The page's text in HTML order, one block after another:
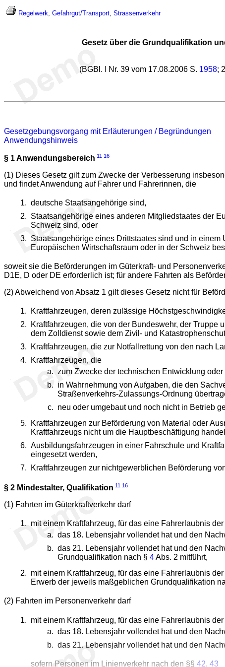
Regelwerk, Gefahrgut/Transport, Strassenverkehr
Gesetz über die Grundqualifikation
(BGBl. I Nr. 39 vom 17.08.2006 S. 1958;
Gesetzgebungsvorgang mit Erläuterungen / Begründungen
Anwendungshinweis
§ 1Anwendungsbereich 11 16
(1) Dieses Gesetz gilt zum Zwecke der Verbesserung
und findet Anwendung auf Fahrer und Fahrerinnen, die
deutsche Staatsangehörige sind,
Staatsangehörige eines anderen Mitgliedstaates der
Schweiz sind, oder
Staatsangehörige eines Drittstaates sind und in
Europäischen Wirtschaftsraum oder in der Schweiz
soweit sie die Beförderungen im Güterkraft- und
D1E, D oder DE erforderlich ist; für andere Fahrten als
(2) Abweichend von Absatz 1 gilt dieses Gesetz nicht für
Kraftfahrzeugen, deren zulässige
Kraftfahrzeugen, die von der Bundeswehr, der
dem Zolldienst sowie dem Zivil- und
Kraftfahrzeugen, die zur Notfallrettung von den nach
Kraftfahrzeugen, die
zum Zwecke der technischen Entwicklung
in Wahrnehmung von Aufgaben, die den
Straßenverkehrs-Zulassungs-Ordnung
neu oder umgebaut und noch nicht in Betrieb
Kraftfahrzeugen zur Beförderung von Material oder
Kraftfahrzeugs nicht um die Hauptbeschäftigung
Ausbildungsfahrzeugen in einer Fahrschule und
eingesetzt werden,
Kraftfahrzeugen zur nichtgewerblichen Beförderung
§ 2 Mindestalter, Qualifikation 11 16
(1) Fahrten im Güterkraftverkehr darf
mit einem Kraftfahrzeug, für das eine Fahrerlaubnis
das 18. Lebensjahr vollendet hat und den
das 21. Lebensjahr vollendet hat und den
Grundqualifikation nach § 4Abs. 2 mitführt,
mit einem Kraftfahrzeug, für das eine Fahrerlaubnis
Erwerb der jeweils maßgeblichen Grundqualifikation
(2) Fahrten im Personenverkehr darf
mit einem Kraftfahrzeug, für das eine Fahrerlaubnis
das 18. Lebensjahr vollendet hat und den
das 21. Lebensjahr vollendet hat und den
sofern Personen im Linienverkehr nach den §§ 42, 43